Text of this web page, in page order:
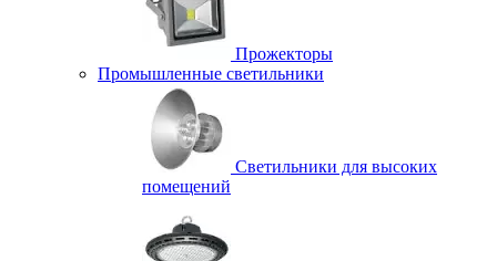
Прожекторы
Промышленные светильники
Светильники для высоких
помещений